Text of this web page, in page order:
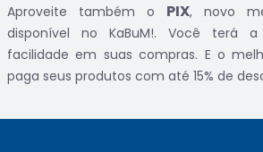
Aproveite também o PIX, novo
disponível no KaBuM!. Você terá
facilidade em suas compras. E o
paga seus produtos com até 15% de